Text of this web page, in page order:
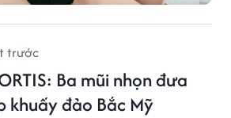
trước
Ba mũi nhọn đưa
khuấy đảo Bắc Mỹ